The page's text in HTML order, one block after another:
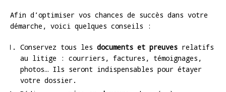
Afin d’optimiser vos chances de succès dans votre
démarche, voici quelques conseils :
Conservez tous les documents et preuves relatifs
au litige : courriers, factures, témoignages,
photos… Ils seront indispensables pour étayer
votre dossier.